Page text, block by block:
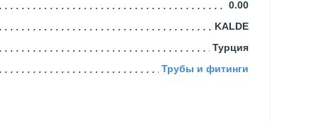
0.00
KALDE
Турция
Трубы и фитинги